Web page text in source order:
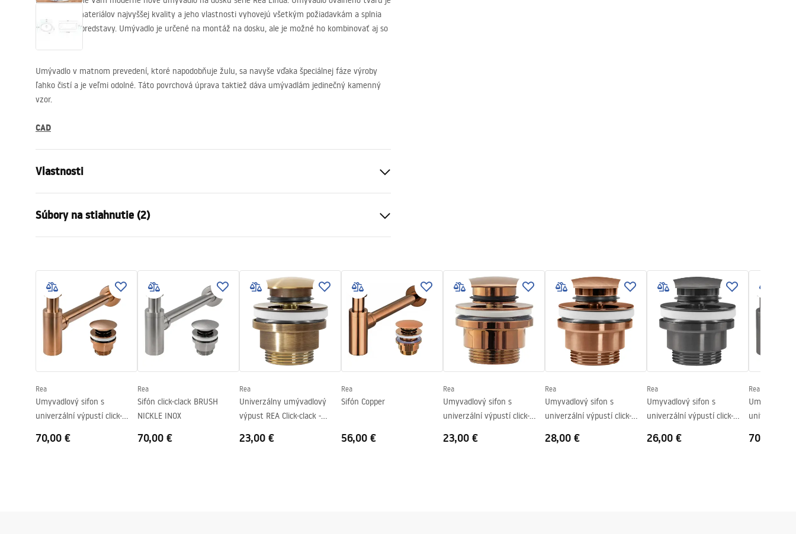
vyrobené z materiálov najvyššej kvality a jeho vlastnosti vyhovejú všetkým požiadavkám a splnia
Vaše všetky predstavy. Umývadlo je určené na montáž na dosku, ale je možné ho kombinovať aj so
Umývadlo v matnom prevedení, ktoré napodobňuje žulu, sa navyše vďaka špeciálnej fáze výroby
ľahko čistí a je veľmi odolné. Táto povrchová úprava taktiež dáva umývadlám jedinečný kamenný
vzor.
CAD
Vlastnosti
Materiál
Farba
Imitácia kameňa
Šírka
Výška
Hĺbka
Tvar
Otvor pre batériu
Nie
Prepadový otvor
Súbory na stiahnutie (2)
Warranty_Terms_and_Conditions_
Basins_-_5.pdf
Rea
Umyvadlový sifon s
univerzální výpustí click-
70,00 €
Rea
Sifón click-clack BRUSH
NICKLE INOX
70,00 €
Rea
Univerzálny umývadlový
výpust REA Click-clack -
23,00 €
Rea
Sifón Copper
56,00 €
Rea
Umyvadlový sifon s
univerzální výpustí click-
23,00 €
Rea
Umyvadlový sifon s
univerzální výpustí click-
28,00 €
Rea
Umyvadlový sifon s
univerzální výpustí click-
26,00 €
Rea
Umyvadlový
univerzální
70,00 €